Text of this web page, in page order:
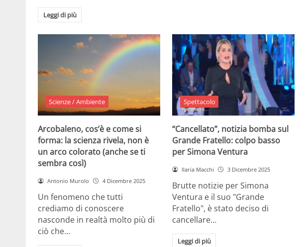
Leggi di più
Scienze / Ambiente
Arcobaleno, cos’è e come si
forma: la scienza rivela, non è
un arco colorato (anche se ti
sembra così)
Antonio Murolo 4 Dicembre 2025
Un fenomeno che tutti
crediamo di conoscere
nasconde in realtà molto più di
ciò che…
Spettacolo
“Cancellato”, notizia bomba sul
Grande Fratello: colpo basso
per Simona Ventura
Ilaria Macchi 3 Dicembre 2025
Brutte notizie per Simona
Ventura e il suo "Grande
Fratello", è stato deciso di
cancellare…
Leggi di più